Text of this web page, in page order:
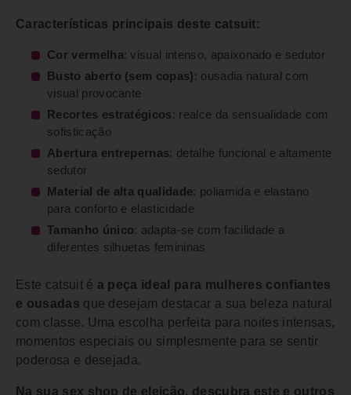
Características principais deste catsuit:
Cor vermelha: visual intenso, apaixonado e sedutor
Busto aberto (sem copas) : ousadia natural com
visual provocante
Recortes estratégicos: realce da sensualidade com
sofisticação
Abertura entrepernas: detalhe funcional e altamente
sedutor
Material de alta qualidade: poliamida e elastano
para conforto e elasticidade
Tamanho único: adapta-se com facilidade a
diferentes silhuetas femininas
Este catsuit é a peça ideal para mulheres confiantes
e ousadas que desejam destacar a sua beleza natural
com classe. Uma escolha perfeita para noites intensas,
momentos especiais ou simplesmente para se sentir
poderosa e desejada.
Na sua sex shop de eleição, descubra este e outros